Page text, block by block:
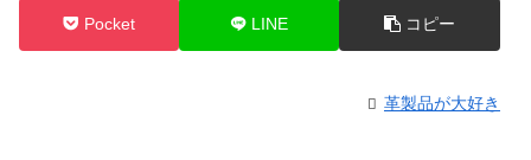
Pocket LINE コピー
革製品が大好き